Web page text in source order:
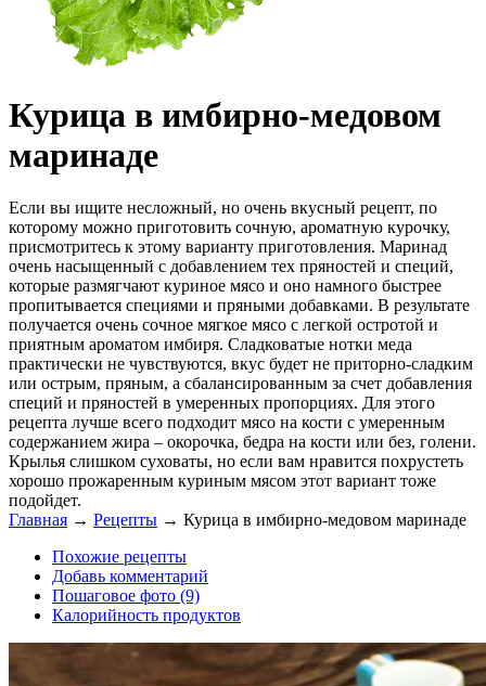
Курица в имбирно-медовом
маринаде
Если вы ищите несложный, но очень вкусный рецепт, по
которому можно приготовить сочную, ароматную курочку,
присмотритесь к этому варианту приготовления. Маринад
очень насыщенный с добавлением тех пряностей и специй,
которые размягчают куриное мясо и оно намного быстрее
пропитывается специями и пряными добавками. В результате
получается очень сочное мягкое мясо с легкой остротой и
приятным ароматом имбиря. Сладковатые нотки меда
практически не чувствуются, вкус будет не приторно-сладким
или острым, пряным, а сбалансированным за счет добавления
специй и пряностей в умеренных пропорциях. Для этого
рецепта лучше всего подходит мясо на кости с умеренным
содержанием жира – окорочка, бедра на кости или без, голени.
Крылья слишком суховаты, но если вам нравится похрустеть
хорошо прожаренным куриным мясом этот вариант тоже
подойдет.
Главная → Рецепты → Курица в имбирно-медовом маринаде
Похожие рецепты
Добавь комментарий
Пошаговое фото (9)
Калорийность продуктов